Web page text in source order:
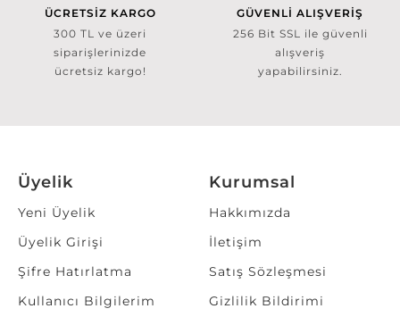
ÜCRETSİZ KARGO
300 TL ve üzeri
siparişlerinizde
ücretsiz kargo!
GÜVENLİ ALIŞVERİŞ
256 Bit SSL ile güvenli
alışveriş
yapabilirsiniz.
Üyelik
Yeni Üyelik
Üyelik Girişi
Şifre Hatırlatma
Kullanıcı Bilgilerim
Kurumsal
Hakkımızda
İletişim
Satış Sözleşmesi
Gizlilik Bildirimi